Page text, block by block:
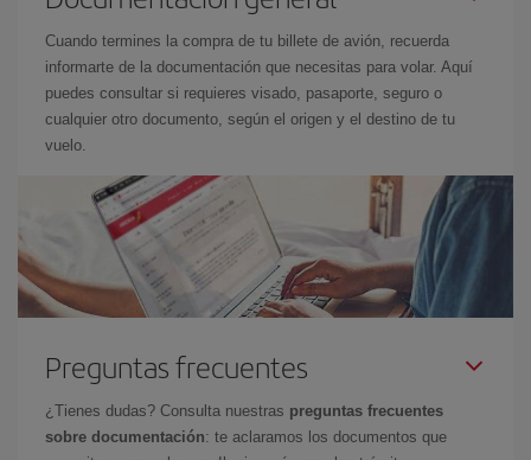
Cuando termines la compra de tu billete de avión, recuerda
informarte de la documentación que necesitas para volar. Aquí
puedes consultar si requieres visado, pasaporte, seguro o
cualquier otro documento, según el origen y el destino de tu
vuelo.
Preguntas frecuentes
¿Tienes dudas? Consulta nuestras preguntas frecuentes
sobre documentación: te aclaramos los documentos que